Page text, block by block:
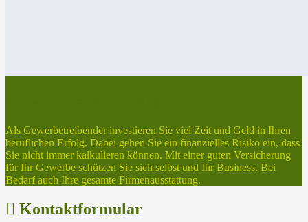
Als Gewerbetreibender investieren Sie viel Zeit und Geld in Ihren
beruflichen Erfolg. Dabei gehen Sie ein finanzielles Risiko ein, dass
Sie nicht immer kalkulieren können. Mit einer guten Versicherung
für Ihr Gewerbe schützen Sie sich selbst und Ihr Business. Bei
Bedarf auch Ihre gesamte Firmenausstattung.
Kontaktformular